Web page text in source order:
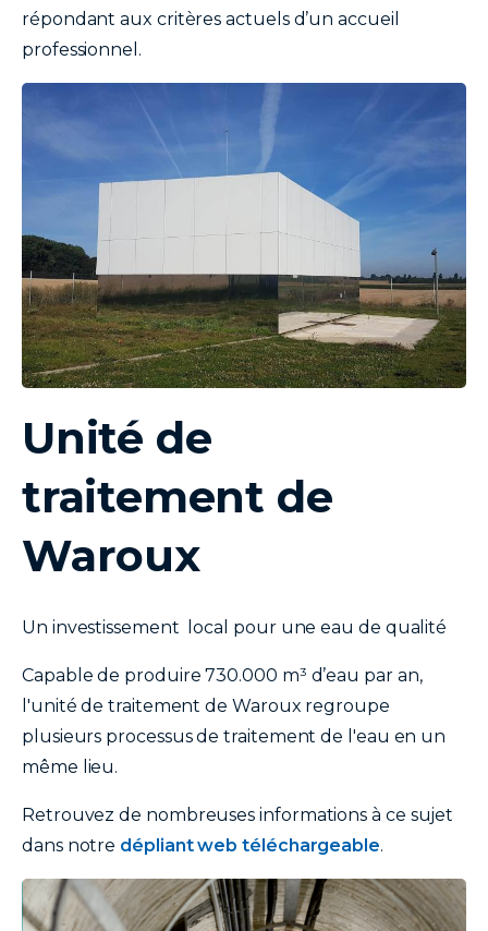
répondant aux critères actuels d’un accueil
professionnel.
texte
Unité de
traitement de
Waroux
Un investissement local pour une eau de qualité
Capable de produire 730.000 m³ d’eau par an,
l'unité de traitement de Waroux regroupe
plusieurs processus de traitement de l'eau en un
même lieu.
Retrouvez de nombreuses informations à ce sujet
dans notre dépliant web téléchargeable.